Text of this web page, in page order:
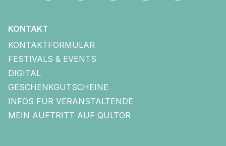
KONTAKT
KONTAKTFORMULAR
FESTIVALS & EVENTS
DIGITAL
GESCHENKGUTSCHEINE
INFOS FÜR VERANSTALTENDE
MEIN AUFTRITT AUF QULTOR